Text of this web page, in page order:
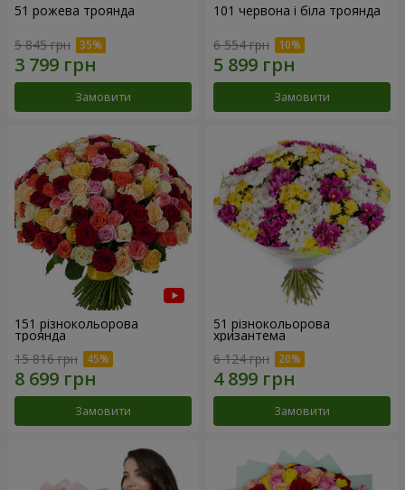
51 рожева троянда
5 845 грн
Замовити
101 червона і біла троянда
6 554 грн
Замовити
151 різнокольорова
троянда
15 816 грн
Замовити
51 різнокольорова
хризантема
6 124 грн
Замовити